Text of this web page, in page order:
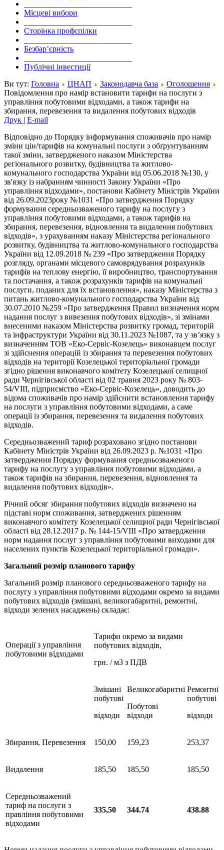
Місцеві вибори
Сторінка профспілки
Безбар’єрність
Публічні інвестиції
Ви тут: Головна ЦНАП Законодавча база
Оголошення
Повідомлення про намір встановити тарифи на послуги з
управління побутовими відходами, а також тарифи на
збирання, перевезення та видалення побутових відходів
Друк | E-mail
Відповідно до Порядку інформування споживачів про намір
зміни цін/тарифів на комунальні послуги з обґрунтуванням
такої зміни, затвердженого наказом Міністерства
регіонального розвитку, будівництва та житлово-
комунального господарства України від 05.06.2018 №130, у
зв'язку із набранням чинності Закону України «Про
управління відходами», постанови Кабінету Міністрів України
від 26.09.2023року №1031 «Про затвердження Порядку
формування середньозваженого тарифу на послугу з
управління побутовими відходами, а також тарифів на
збирання, перевезення, відновлення та видалення побутових
відходів», з урахуванням наказу Міністерства регіонального
розвитку, будівництва та житлово-комунального господарства
України від 12.09.2018 № 239 «Про затвердження Порядку
розгляду, органами місцевого самоврядування розрахунків
тарифів на теплову енергію, її виробництво, транспортування
та постачання, а також розрахунків тарифів на комунальні
послуги, поданих для їх встановлення», наказу Міністерства з
питань житлово-комунального господарства України від
30.07.2010 №259 «Про затвердження Правил визначення норм
надання послуг з вивезення побутових відходів», зі змінами
внесеними наказом Міністерства розвитку громад, територій
та інфраструктури України від 30.11.2023 №1087, та у зв’язку з
визначенням ТОВ «Еко-Сервіс-Козелець» виконавцем послуг
зі здійснення операцій із збирання та перевезення побутових
відходів на території Козелецької територіальної громади
згідно рішення виконавчого комітету Козелецької селищної
ради Чернігівської області від 02 травня 2023 року № 803-
54/VIII, підприємство «Еко-Сервіс-Козелець», доводить до
відома споживачів про намір здійснити встановлення тарифу
на послуги з управління побутовими відходами, а саме
операції із збирання, перевезення та видалення побутових
відходів.
Середньозважений тариф розраховано згідно постанови
Кабінету Міністрів України від 26.09.2023 р. №1031 «Про
затвердження Порядку формування середньозваженого
тарифу на послугу з управління побутовими відходами, а
також тарифів на збирання, перевезення, відновлення та
видалення побутових відходів».
Річний обсяг збирання побутових відходів визначено на
підставі норм споживання, затверджених рішенням
виконавчого комітету Козелецької селищної ради Чернігівської
області від 28.12.2017 р. № 144-15/VIII «Про затвердження
норм надання послуг з управління побутовими виходами для
населених пунктів Козелецької територіальної громади».
Загальний розмір планового тарифу
Загальний розмір планового середньозваженого тарифу на
послугу з управління побутовими відходами окремо за видами
побутових відходів (змішані, великогабаритні, ремонтні,
відходи зелених насаджень) складає:
Операції з управління
побутовими відходами
Тарифи окремо за видами
побутових відходів,
грн. / м3 з ПДВ
Змішані
побутові
відходи
Великогабаритні
Побутові
відходи
Ремонтні
побутові
відходи
Збирання, Перевезення 150,00 159,23 253,37
Видалення 185,50 185,50 185,50
Середньозважений
тариф на послуги з
правління побутовими
відходами
335,50 344.74 438.88